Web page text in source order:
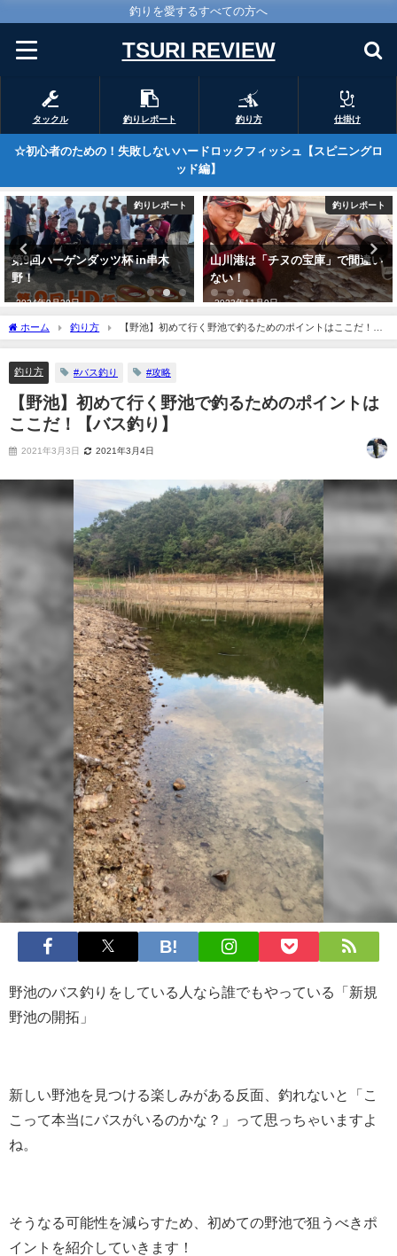
釣りを愛するすべての方へ
TSURI REVIEW
タックル 釣りレポート 釣り方 仕掛け
☆初心者のための！失敗しないハードロックフィッシュ【スピニングロ
ッド編】
釣りレポート
山川港は「チヌの宝庫」で間違い
ない！
2023年11月9日
釣りレポート
梅雨後半で初夏チヌ乱舞！
2023年7月10日
ホーム 釣り方
【野池】初めて行く野池で釣るためのポイントはここだ！
【バス釣り】
釣り方 #バス釣り #攻略
【野池】初めて行く野池で釣るためのポイントは
ここだ！【バス釣り】
2021年3月3日 2021年3月4日
野池のバス釣りをしている人なら誰でもやっている「新規
野池の開拓」
新しい野池を見つける楽しみがある反面、釣れないと「こ
こって本当にバスがいるのかな？」って思っちゃいますよ
ね。
そうなる可能性を減らすため、初めての野池で狙うべきポ
イントを紹介していきます！